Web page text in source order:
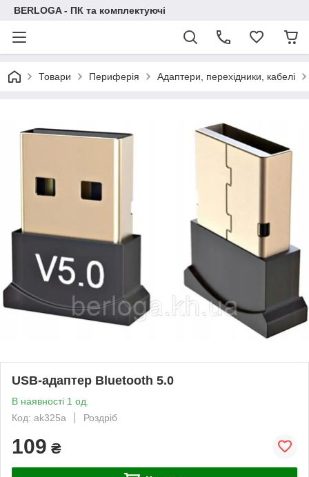
BERLOGA - ПК та комплектуючі
Товари Периферія Адаптери, перехідники, кабелі
USB-адаптер Bluetooth 5.0
В наявності 1 од.
Код: ak325a
Роздріб
109 ₴